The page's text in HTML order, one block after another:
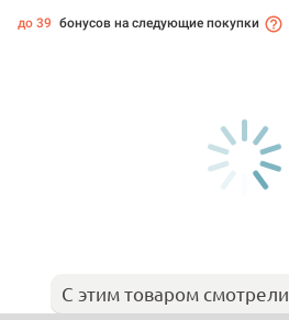
до 39 бонусов на следующие покупки
С этим товаром смотрели